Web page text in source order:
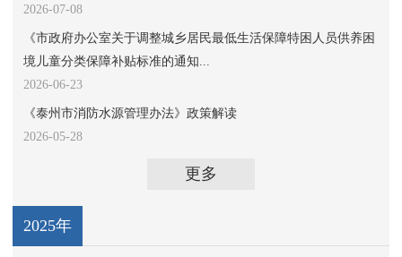
2026-07-08
《市政府办公室关于调整城乡居民最低生活保障特困人员供养困
境儿童分类保障补贴标准的通知...
2026-06-23
《泰州市消防水源管理办法》政策解读
2026-05-28
更多
2025年